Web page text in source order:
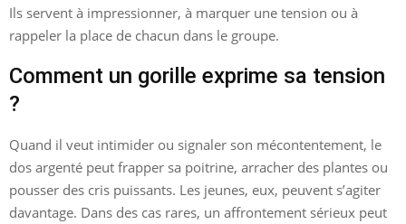
Ils servent à impressionner, à marquer une tension ou à
rappeler la place de chacun dans le groupe.
Comment un gorille exprime sa tension
?
Quand il veut intimider ou signaler son mécontentement, le
dos argenté peut frapper sa poitrine, arracher des plantes ou
pousser des cris puissants. Les jeunes, eux, peuvent s’agiter
davantage. Dans des cas rares, un affrontement sérieux peut